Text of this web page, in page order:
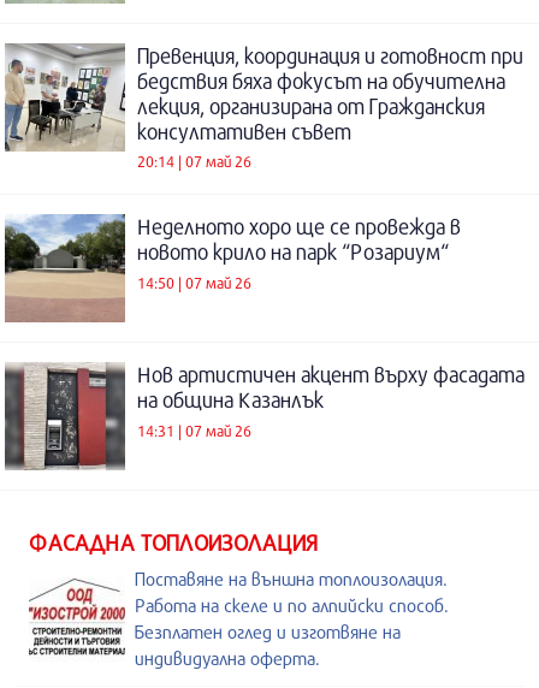
Превенция, координация и готовност при
бедствия бяха фокусът на обучителна
лекция, организирана от Гражданския
консултативен съвет
20:14 | 07 май 26
Неделното хоро ще се провежда в
новото крило на парк “Розариум“
14:50 | 07 май 26
Нов артистичен акцент върху фасадата
на община Казанлък
14:31 | 07 май 26
ФАСАДНА ТОПЛОИЗОЛАЦИЯ
Поставяне на външна топлоизолация.
Работа на скеле и по алпийски способ.
Безплатен оглед и изготвяне на
индивидуална оферта.